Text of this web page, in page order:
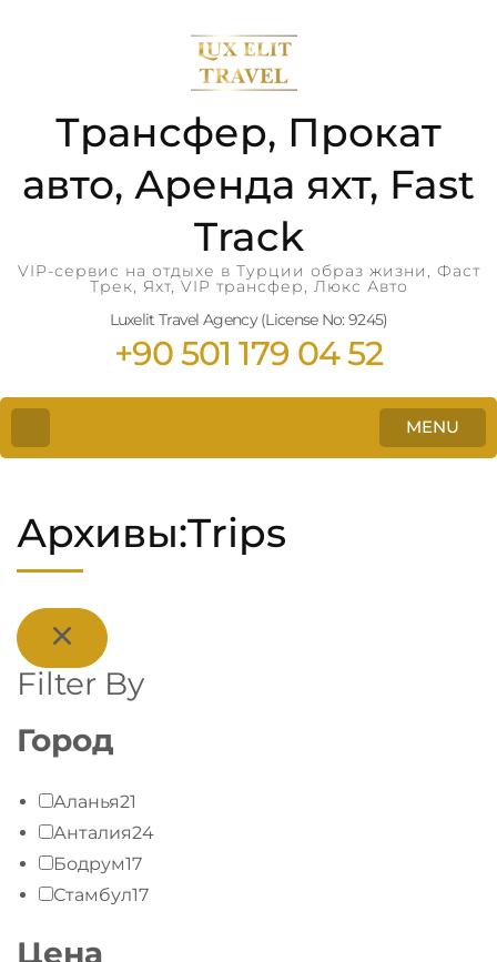
Трансфер, Прокат
авто, Аренда яхт, Fast
Track
VIP-сервис на отдыхе в Турции образ жизни, Фаст
Трек, Яхт, VIP трансфер, Люкс Авто
Luxelit Travel Agency (License No: 9245)
+90 501 179 04 52
MENU
Архивы:Trips
Filter By
Город
Аланья21
Анталия24
Бодрум17
Стамбул17
Цена